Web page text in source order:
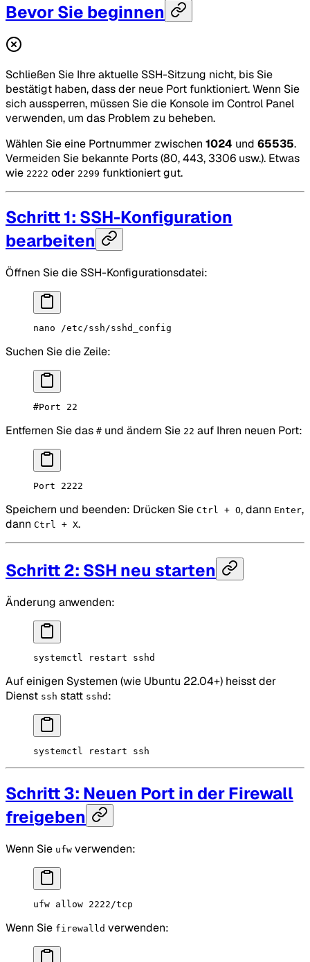
Bevor Sie beginnen
Schließen Sie Ihre aktuelle SSH-Sitzung nicht, bis Sie
bestätigt haben, dass der neue Port funktioniert. Wenn Sie
sich aussperren, müssen Sie die Konsole im Control Panel
verwenden, um das Problem zu beheben.
Wählen Sie eine Portnummer zwischen 1024 und 65535.
Vermeiden Sie bekannte Ports (80, 443, 3306 usw.). Etwas
wie 2222 oder 2299 funktioniert gut.
Schritt 1: SSH-Konfiguration
bearbeiten
Öffnen Sie die SSH-Konfigurationsdatei:
nano /etc/ssh/sshd_config
Suchen Sie die Zeile:
#Port 22
Entfernen Sie das # und ändern Sie 22 auf Ihren neuen Port:
Port 2222
Speichern und beenden: Drücken Sie Ctrl + O, dann Enter,
dann Ctrl + X.
Schritt 2: SSH neu starten
Änderung anwenden:
systemctl restart sshd
Auf einigen Systemen (wie Ubuntu 22.04+) heisst der
Dienst ssh statt sshd :
systemctl restart ssh
Schritt 3: Neuen Port in der Firewall
freigeben
Wenn Sie ufw verwenden:
ufw allow 2222/tcp
Wenn Sie firewalld verwenden: